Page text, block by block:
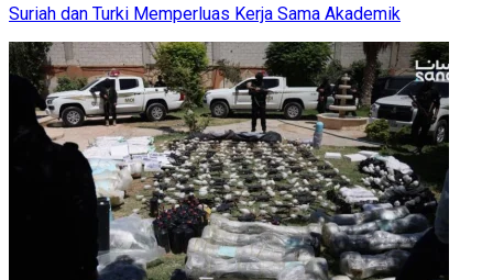
Suriah dan Turki Memperluas Kerja Sama Akademik